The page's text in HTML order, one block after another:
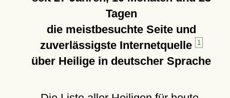
Tagen
die meistbesuchte Seite und
zuverlässigste Internetquelle
1
über Heilige in deutscher Sprache